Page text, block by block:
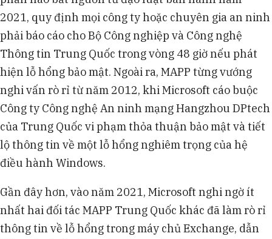
2021, quy định mọi công ty hoặc chuyên gia an ninh
phải báo cáo cho Bộ Công nghiệp và Công nghệ
Thông tin Trung Quốc trong vòng 48 giờ nếu phát
hiện lỗ hổng bảo mật. Ngoài ra, MAPP từng vướng
nghi vấn rò rỉ từ năm 2012, khi Microsoft cáo buộc
Công ty Công nghệ An ninh mạng Hangzhou DPtech
của Trung Quốc vi phạm thỏa thuận bảo mật và tiết
lộ thông tin về một lỗ hổng nghiêm trọng của hệ
điều hành Windows.
Gần đây hơn, vào năm 2021, Microsoft nghi ngờ ít
nhất hai đối tác MAPP Trung Quốc khác đã làm rò rỉ
thông tin về lỗ hổng trong máy chủ Exchange, dẫn